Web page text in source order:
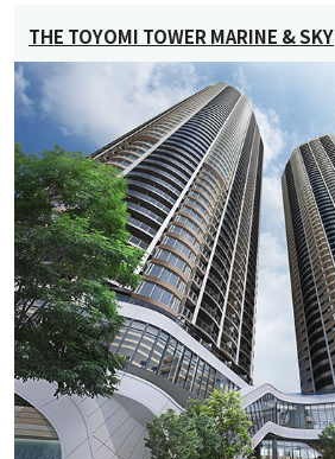
THE TOYOMI TOWER MARINE & SKY